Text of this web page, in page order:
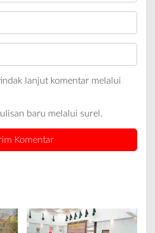
lanjut komentar melalui
baru melalui surel.